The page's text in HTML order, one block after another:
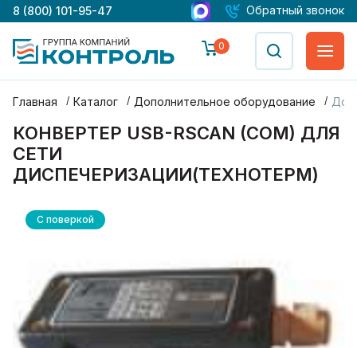
8 (800) 101-95-47 Обратный звонок
0
Главная Каталог Дополнительное оборудование
КОНВЕРТЕР USB-RSCAN (COM) ДЛЯ
СЕТИ
ДИСПЕЧЕРИЗАЦИИ(ТЕХНОТЕРМ)
С поверкой